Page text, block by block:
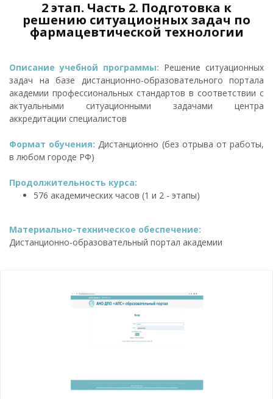
2 этап. Часть 2. Подготовка к
решению ситуационных задач по
фармацевтической технологии
Описание учебной программы: Решение ситуационных
задач на базе дистанционно-образовательного портала
академии профессиональных стандартов в соответствии с
актуальными ситуационными задачами центра
аккредитации специалистов
Формат обучения:Дистанционно (без отрыва от работы,
в любом городе РФ)
Продолжительность курса:
576 академических часов (1 и 2 - этапы)
Материально-техническое обеспечение:
Дистанционно-образовательный портал академии